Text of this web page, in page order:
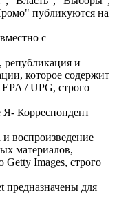
публикуются на
с
и
которое содержит
/ UPG, строго
Я- Корреспондент
воспроизведение
материалов,
Images, строго
предназначены для